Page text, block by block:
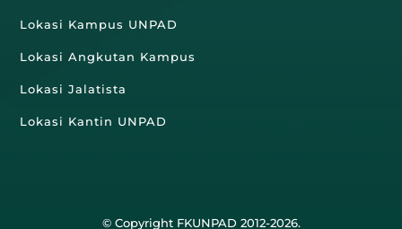
Lokasi Kampus UNPAD
Lokasi Angkutan Kampus
Lokasi Jalatista
Lokasi Kantin UNPAD
© Copyright FKUNPAD 2012-2026.